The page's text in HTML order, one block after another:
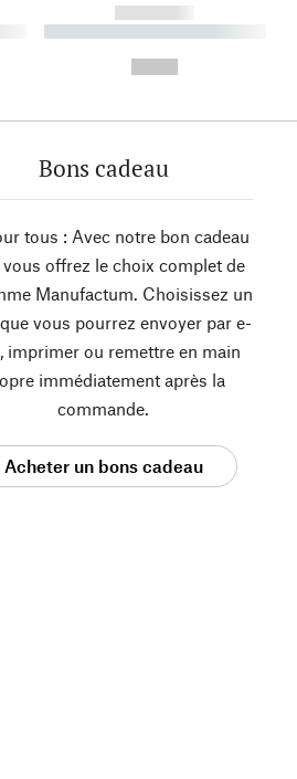
------------
----------- ----------- ----------
Bons cadeau
tous : Avec notre bon cadeau
vous offrez le choix complet de
Manufactum. Choisissez un
vous pourrez envoyer par e-
imprimer ou remettre en main
immédiatement après la
commande.
Acheter un bons cadeau